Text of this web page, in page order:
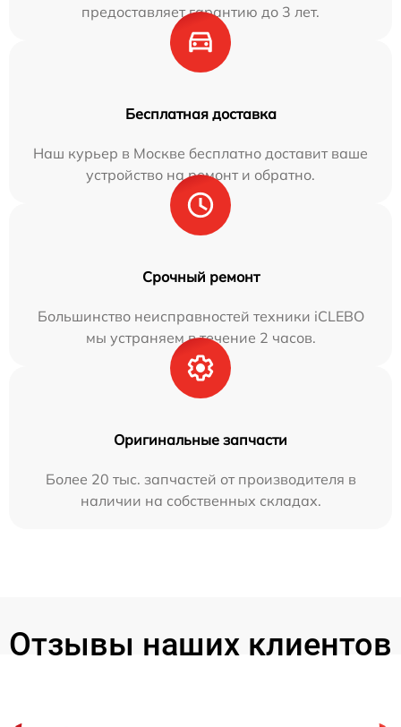
предоставляет гарантию до 3 лет.
Бесплатная доставка
Наш курьер в Москве бесплатно доставит ваше
устройство на ремонт и обратно.
Срочный ремонт
Большинство неисправностей техники iCLEBO
мы устраняем в течение 2 часов.
Оригинальные запчасти
Более 20 тыс. запчастей от производителя в
наличии на собственных складах.
Отзывы наших клиентов